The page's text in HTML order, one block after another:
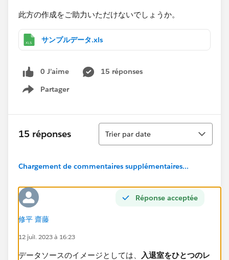
此方の作成をご助力いただけないでしょうか。
サンプルデータ.xls
0 J’aime
15 réponses
Partager
Show menu
15 réponses
Tri
Trier par date
Chargement de commentaires supplémentaires...
Réponse acceptée
修平 齋藤
12 juil. 2023 à 16:23
データソースのイメージとしては、 入退室をひとつのレ